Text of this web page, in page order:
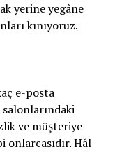
yerine yegâne
kınıyoruz.
e-posta
ve müşteriye
Hâl